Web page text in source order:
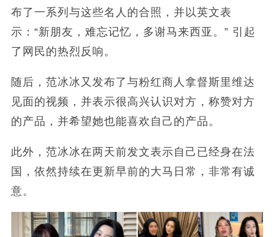
布了一系列与这些名人的合照，并以英文表
示：“新朋友，难忘记忆，多谢马来西亚。” 引起
了网民的热烈反响。
随后，范冰冰又发布了与粉红商人拿督斯里维达
见面的视频，并表示很高兴认识对方，称赞对方
的产品，并希望她也能喜欢自己的产品。
此外，范冰冰在两天前发文表示自己已经身在法
国，依然持续在更新早前的大马日常，非常有诚
意。